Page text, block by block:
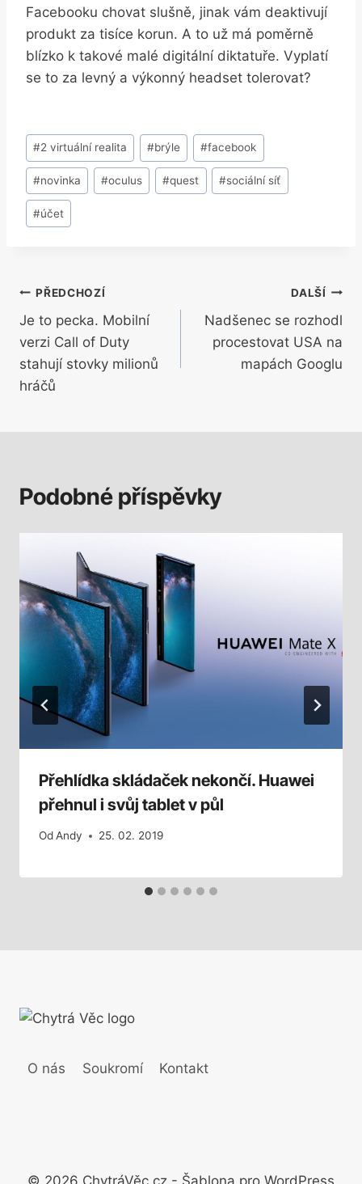
Facebooku chovat slušně, jinak vám deaktivují
produkt za tisíce korun. A to už má poměrně
blízko k takové malé digitální diktatuře. Vyplatí
se to za levný a výkonný headset tolerovat?
Štítky
příspěvků:
#2 virtuální realita #brýle #facebook
#novinka #oculus #quest #sociální síť
#účet
Navigace
pro
příspěvek
PŘEDCHOZÍ
Je to pecka. Mobilní
verzi Call of Duty
stahují stovky milionů
hráčů
DALŠÍ
Nadšenec se rozhodl
procestovat USA na
mapách Googlu
Podobné příspěvky
Přehlídka skládaček nekončí. Huawei
přehnul i svůj tablet v půl
OdAndy 25. 02. 2019
O nás Soukromí Kontakt
© 2026 ChytráVěc.cz - Šablona pro WordPress